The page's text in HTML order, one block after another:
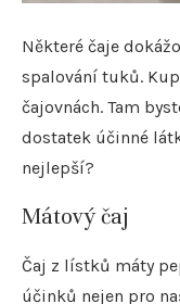
Některé čaje
spalování tuků.
čajovnách. Tam
dostatek účinné
nejlepší?
Mátový čaj
Čaj z lístků máty
účinků nejen pro